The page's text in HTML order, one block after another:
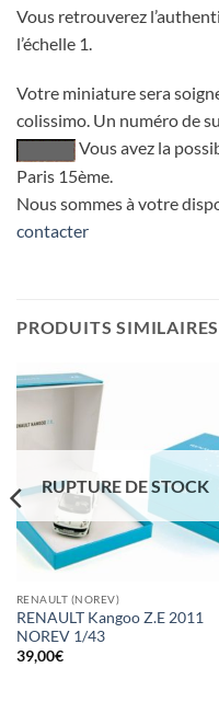
Vous retrouverez
l’échelle 1.
Votre miniature sera
colissimo. Un numéro de
Vous avez la
Paris 15ème.
Nous sommes à votre
contacter
PRODUITS SIMILAIRES
RUPTURE DE STOCK
RENAULT (NOREV)
RENAULT Kangoo Z.E 2011
NOREV 1/43
39,00€